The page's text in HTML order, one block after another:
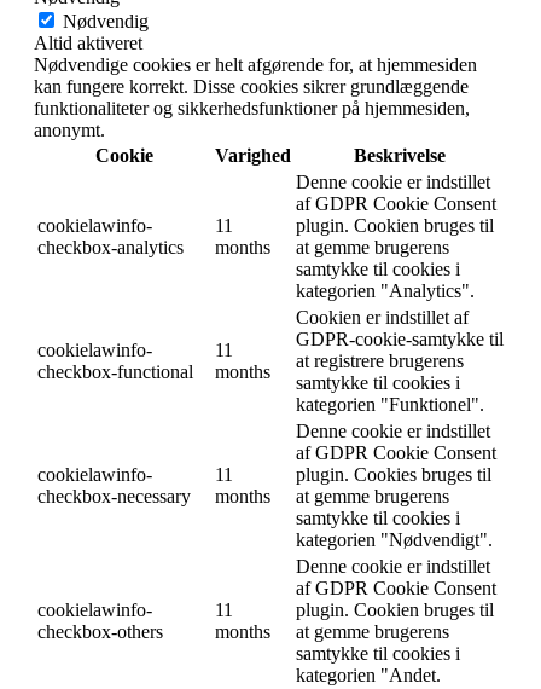
Nødvendig
Altid aktiveret
Nødvendige cookies er helt afgørende for, at hjemmesiden
kan fungere korrekt. Disse cookies sikrer grundlæggende
funktionaliteter og sikkerhedsfunktioner på hjemmesiden,
anonymt.
Cookie
Varighed Beskrivelse
cookielawinfo-
checkbox-analytics
11
months
Denne cookie er indstillet
af GDPR Cookie Consent
plugin. Cookien bruges til
at gemme brugerens
samtykke til cookies i
kategorien "Analytics".
cookielawinfo-
checkbox-functional
11
months
Cookien er indstillet af
GDPR-cookie-samtykke til
at registrere brugerens
samtykke til cookies i
kategorien "Funktionel".
cookielawinfo-
checkbox-necessary
11
months
Denne cookie er indstillet
af GDPR Cookie Consent
plugin. Cookies bruges til
at gemme brugerens
samtykke til cookies i
kategorien "Nødvendigt".
cookielawinfo-
checkbox-others
11
months
Denne cookie er indstillet
af GDPR Cookie Consent
plugin. Cookien bruges til
at gemme brugerens
samtykke til cookies i
kategorien "Andet.